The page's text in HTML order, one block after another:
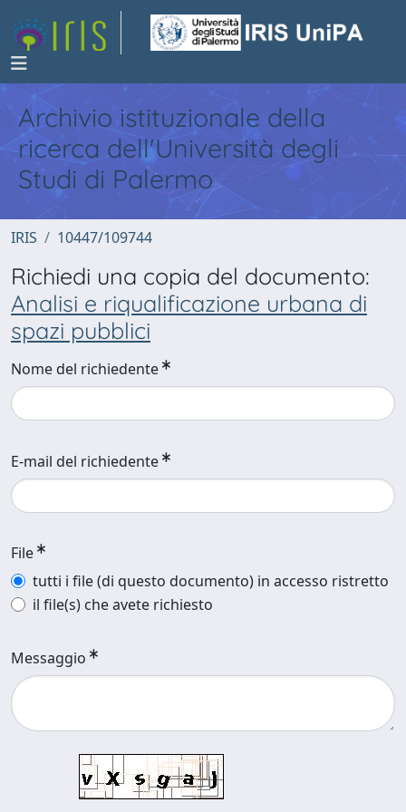
Archivio istituzionale della
ricerca dell'Università degli
Studi di Palermo
IRIS 10447/109744
Richiedi una copia del documento:
Analisi e riqualificazione urbana di
spazi pubblici
Nome del richiedente
E-mail del richiedente
File
tutti i file (di questo documento) in accesso ristretto
il file(s) che avete richiesto
Messaggio